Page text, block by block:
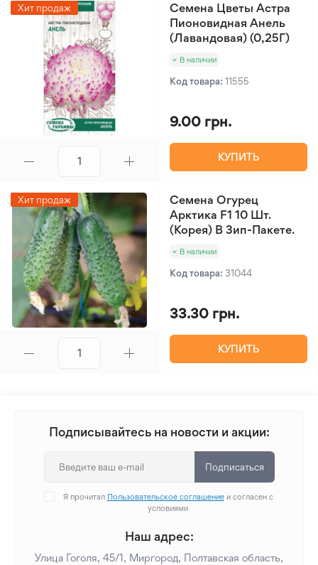
Хит продаж
Семена Цветы Астра
Пионовидная Анель
(Лавандовая) (0,25Г)
В наличии
Код товара: 11555
9.00 грн.
КУПИТЬ
Хит продаж
Семена Огурец
Арктика F1 10 Шт.
(Корея) В Зип-Пакете.
В наличии
Код товара: 31044
33.30 грн.
КУПИТЬ
Подписывайтесь на новости и акции:
Подписаться
Я прочитал Пользовательское соглашениеи согласен с
условиями
Наш адрес:
Улица Гоголя, 45/1, Миргород, Полтавская область,